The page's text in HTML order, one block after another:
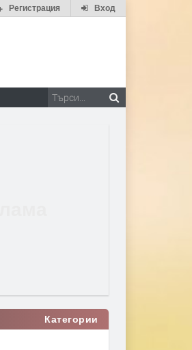
Вход
Регистрация
Категории